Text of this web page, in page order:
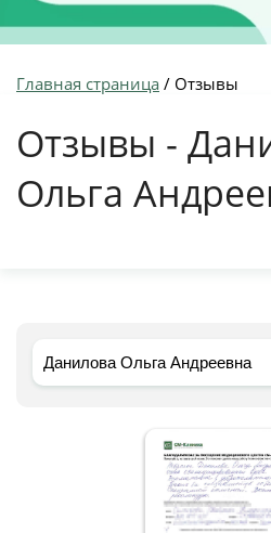
Главная страница / Отзывы
Отзывы -
Ольга